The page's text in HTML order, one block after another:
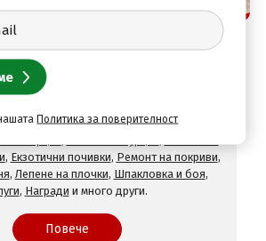
да изберете нас
- най-предпочитан онлайн сайт
и услуги с отстъпки
оферти за
СПА хотели
Сандански,Хотели в Девин,Почивки в
, Екзотични почивки, Ремонт на покриви,
, Лепене на плочки, Шпакловка и боя,
, Награди и много други.
Повече
Политика за поверителност